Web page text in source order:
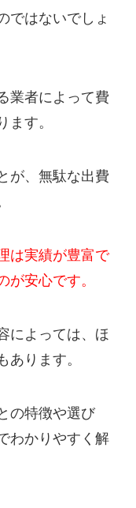
ではないでしょ
業者によって費
ます。
が、無駄な出費
は実績が豊富で
が安心です。
によっては、ほ
あります。
の特徴や選び
わかりやすく解